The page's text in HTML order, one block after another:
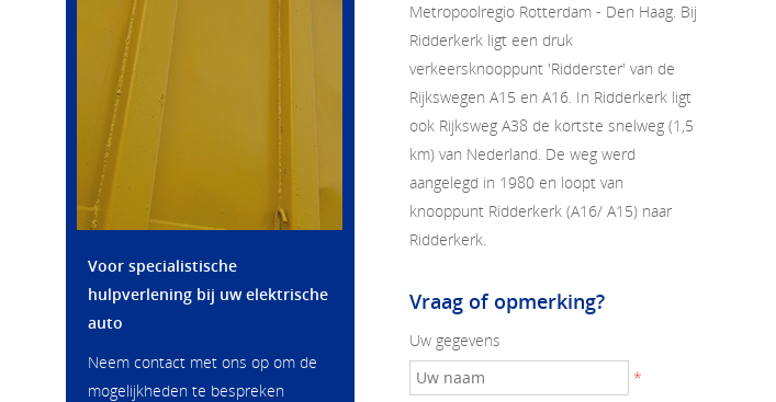
Voor specialistische
hulpverlening bij uw elektrische
auto
Neem contact met ons op om de
mogelijkheden te bespreken
Metropoolregio Rotterdam - Den Haag. Bij
Ridderkerk ligt een druk
verkeersknooppunt 'Ridderster' van de
Rijkswegen A15 en A16. In Ridderkerk ligt
ook Rijksweg A38 de kortste snelweg (1,5
km) van Nederland. De weg werd
aangelegd in 1980 en loopt van
knooppunt Ridderkerk (A16/ A15) naar
Ridderkerk.
Vraag of opmerking?
Uw gegevens
*